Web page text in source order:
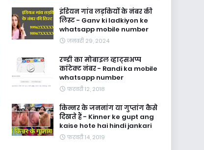
इंडियन गांव लड़कियों के नंबर की
लिस्ट - Ganv ki ladkiyon ke
whatsapp mobile number
जनवरी 29, 2024
रण्डी का मोबाइल व्हाट्सअप्प
कांटेक्ट नंबर - Randi ka mobile
whatsapp number
फ़रवरी 12, 2018
किन्नर के जननांग या गुप्तांग कैसे
दिखते हैं - Kinner ke gupt ang
kaise hote hai hindi jankari
फ़रवरी 14, 2019